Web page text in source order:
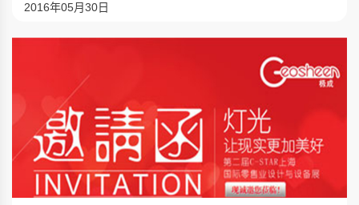
2016年05月30日